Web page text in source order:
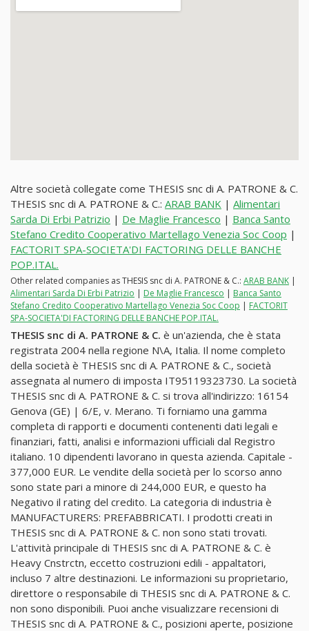
Altre società collegate come THESIS snc di A. PATRONE & C.
THESIS snc di A. PATRONE & C.: ARAB BANK | Alimentari
Sarda Di Erbi Patrizio | De Maglie Francesco | Banca Santo
Stefano Credito Cooperativo Martellago Venezia Soc Coop |
FACTORIT SPA-SOCIETA'DI FACTORING DELLE BANCHE
POP.ITAL.
Other related companies as THESIS snc di A. PATRONE & C.: ARAB BANK |
Alimentari Sarda Di Erbi Patrizio | De Maglie Francesco | Banca Santo
Stefano Credito Cooperativo Martellago Venezia Soc Coop | FACTORIT
SPA-SOCIETA'DI FACTORING DELLE BANCHE POP.ITAL.
THESIS snc di A. PATRONE & C. è un'azienda, che è stata
registrata 2004 nella regione N\A, Italia. Il nome completo
della società è THESIS snc di A. PATRONE & C., società
assegnata al numero di imposta IT95119323730. La società
THESIS snc di A. PATRONE & C. si trova all'indirizzo: 16154
Genova (GE) | 6/E, v. Merano. Ti forniamo una gamma
completa di rapporti e documenti contenenti dati legali e
finanziari, fatti, analisi e informazioni ufficiali dal Registro
italiano. 10 dipendenti lavorano in questa azienda. Capitale -
377,000 EUR. Le vendite della società per lo scorso anno
sono state pari a minore di 244,000 EUR, e questo ha
Negativo il rating del credito. La categoria di industria è
MANUFACTURERS: PREFABBRICATI. I prodotti creati in
THESIS snc di A. PATRONE & C. non sono stati trovati.
L'attività principale di THESIS snc di A. PATRONE & C. è
Heavy Cnstrctn, eccetto costruzioni edili - appaltatori,
incluso 7 altre destinazioni. Le informazioni su proprietario,
direttore o responsabile di THESIS snc di A. PATRONE & C.
non sono disponibili. Puoi anche visualizzare recensioni di
THESIS snc di A. PATRONE & C., posizioni aperte, posizione